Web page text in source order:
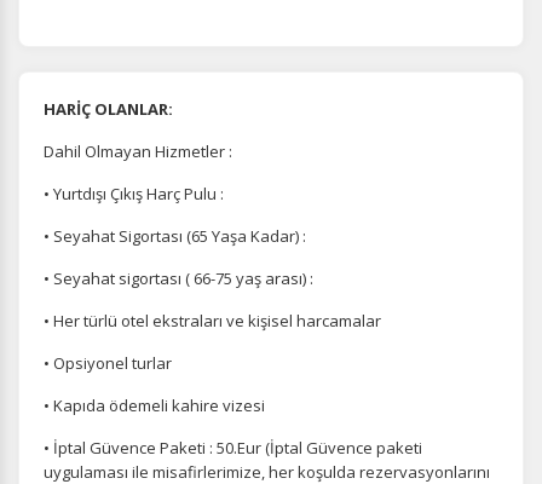
HARİÇ OLANLAR:
Dahil Olmayan Hizmetler :
• Yurtdışı Çıkış Harç Pulu :
• Seyahat Sigortası (65 Yaşa Kadar) :
• Seyahat sigortası ( 66-75 yaş arası) :
• Her türlü otel ekstraları ve kişisel harcamalar
• Opsiyonel turlar
• Kapıda ödemeli kahire vizesi
• İptal Güvence Paketi : 50.Eur (İptal Güvence paketi
uygulaması ile misafirlerimize, her koşulda rezervasyonlarını